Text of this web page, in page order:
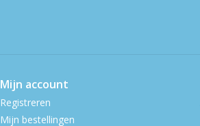
Mijn account
Registreren
Mijn bestellingen